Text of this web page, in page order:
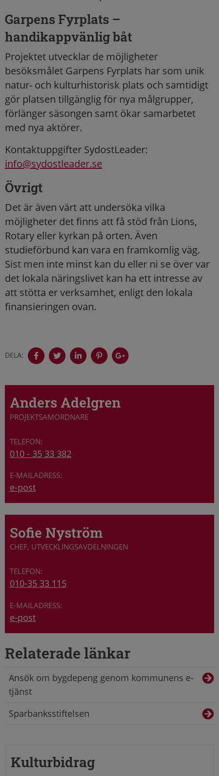
Garpens Fyrplats –
handikappvänlig båt
Projektet utvecklar de möjligheter
besöksmålet Garpens Fyrplats har som unik
natur- och kulturhistorisk plats och samtidigt
gör platsen tillgänglig för nya målgrupper,
förlänger säsongen samt ökar samarbetet
med nya aktörer.
Kontaktuppgifter SydostLeader:
info@sydostleader.se
Övrigt
Det är även värt att undersöka vilka
möjligheter det finns att få stöd från Lions,
Rotary eller kyrkan på orten. Även
studieförbund kan vara en framkomlig väg.
Sist men inte minst kan du eller ni se över var
det lokala näringslivet kan ha ett intresse av
att stötta er verksamhet, enligt den lokala
finansieringen ovan.
DELA:
Anders Adelgren
PROJEKTSAMORDNARE
010 - 35 33 382
e-post
Sofie Nyström
CHEF, UTVECKLINGSAVDELNINGEN
010-35 33 115
e-post
Relaterade länkar
Ansök om bygdepeng genom kommunens e-
tjänst
Sparbanksstiftelsen
Kulturbidrag